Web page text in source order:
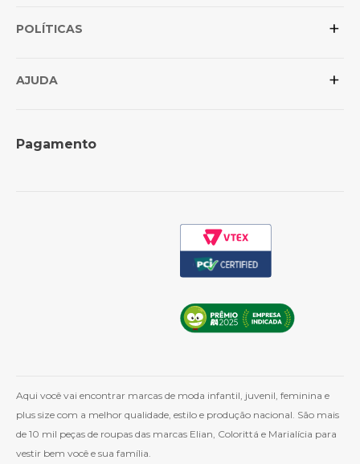
Sobre a Elian
Conheça as marcas
POLÍTICAS +
Política de Privacidade
Política de Frete
AJUDA +
Como Comprar
Pagamento
Aqui você vai encontrar marcas de moda infantil, juvenil, feminina e
plus size com a melhor qualidade, estilo e produção nacional. São mais
de 10 mil peças de roupas das marcas Elian, Colorittá e Marialícia para
vestir bem você e sua família.